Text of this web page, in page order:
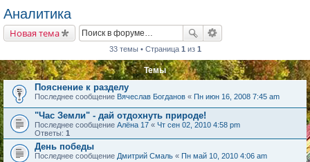
Аналитика
Новая тема
33 темы • Страница 1 из 1
Темы
Пояснение к разделу
Последнее сообщение Вячеслав Богданов « Пн июн 16, 2008 7:45 am
"Час Земли" - дай отдохнуть природе!
Последнее сообщение Алёна 17 « Чт сен 02, 2010 4:58 pm
Ответы: 1
День победы
Последнее сообщение Дмитрий Смаль « Пн май 10, 2010 4:06 am